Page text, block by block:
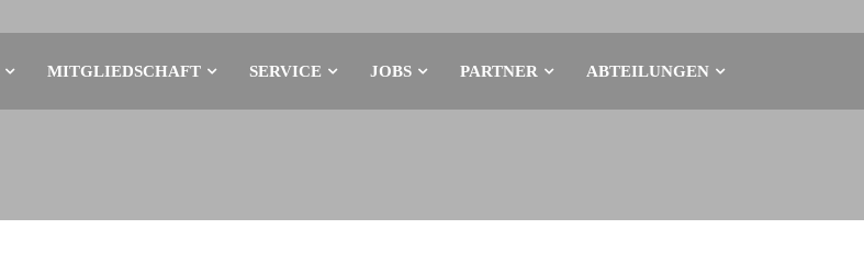
MITGLIEDSCHAFT SERVICE JOBS PARTNER ABTEILUNGEN